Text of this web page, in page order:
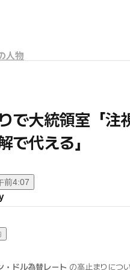
人物
で大統領室「注
で代える」
前4:07
・ドル為替レート の高止まりにつ